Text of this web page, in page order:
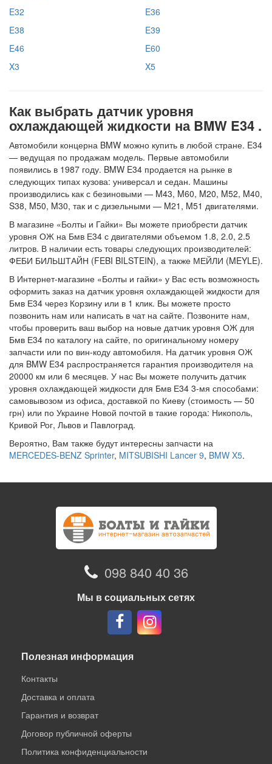
E32
E36
E38
E39
E46
E60
X3
X5
Как выбрать датчик уровня
охлаждающей жидкости на BMW E34 .
Автомобили концерна BMW можно купить в любой стране. E34
— ведущая по продажам модель. Первые автомобили
появились в 1987 году. BMW E34 продается на рынке в
следующих типах кузова: универсал и седан. Машины
производились как с безиновыми — M43, M60, M20, M52, M40,
S38, M50, M30, так и с дизельными — M21, M51 двигателями.
В магазине «Болты и Гайки» Вы можете приобрести датчик
уровня ОЖ на Бмв Е34 с двигателями объемом 1.8, 2.0, 2.5
литров. В наличии есть товары следующих производителей:
ФЕБИ БИЛЬШТАЙН (FEBI BILSTEIN), а также МЕЙЛИ (MEYLE).
В Интернет-магазине «Болты и гайки» у Вас есть возможность
оформить заказ на датчик уровня охлаждающей жидкости для
Бмв Е34 через Корзину или в 1 клик. Вы можете просто
позвонить нам или написать в чат на сайте. Позвоните нам,
чтобы проверить ваш выбор на новые датчик уровня ОЖ для
Бмв Е34 по каталогу на сайте, по оригинальному номеру
запчасти или по вин-коду автомобиля. На датчик уровня ОЖ
для BMW E34 распространяется гарантия производителя на
20000 км или 6 месяцев. У нас Вы можете получить датчик
уровня охлаждающей жидкости для Бмв Е34 3-мя способами:
самовывозом из офиса, доставкой по Киеву (стоимость — 50
грн) или по Украине Новой почтой в такие города: Никополь,
Кривой Рог, Львов и Павлоград.
Вероятно, Вам также будут интересны запчасти на
MERCEDES-BENZ Sprinter, MITSUBISHI Lancer 9, BMW X5.
098 840 40 36
Мы в социальных сетях
Полезная информация
Контакты
Доставка и оплата
Гарантия и возврат
Договор публичной оферты
Политика конфиденциальности